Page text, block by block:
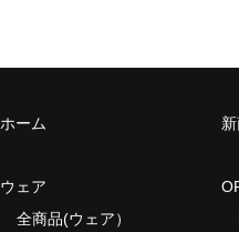
ホーム
ウェア
全商品(ウェア）